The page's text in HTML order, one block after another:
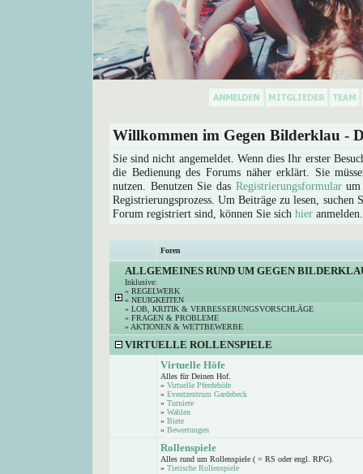
Willkommen im Gegen Bilderklau -
Sie sind nicht angemeldet. Wenn dies Ihr erster
die Bedienung des Forums näher erklärt. Sie
nutzen. Benutzen Sie das Registrierungsformularum
Registrierungsprozess. Um Beiträge zu lesen,
Forum registriert sind, können Sie sich hier anmelden.
Foren
ALLGEMEINES RUND UM GEGEN
Inklusive:
» REGELWERK
» NEUIGKEITEN
» LOB, KRITIK & VERBESSERUNGSVORSCHLÄGE
» FRAGEN & PROBLEME
» AKTIONEN & WETTBEWERBE
VIRTUELLE ROLLENSPIELE
Virtuelle Höfe
Alles für Deinen Hof.
» Virtuelle Pferdehöfe
» Eventzentrum Gardebeck
» Turniere
» Wahlen
» Biete
» Bewertungen
Rollenspiele
Alles rund um Rollenspiele ( = RS oder engl. RPG).
» Tierische Rollenspiele